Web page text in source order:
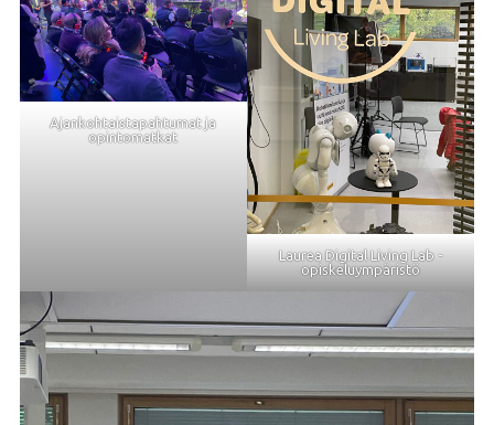
Ajankohtaistapahtumat ja
opintomatkat
Laurea Digital Living Lab -
opiskeluympäristö